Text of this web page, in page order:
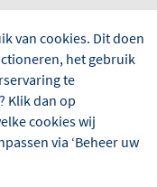
Alles
van cookies. Dit doen
het gebruik
te
Klik dan op
cookies wij
via ‘Beheer uw